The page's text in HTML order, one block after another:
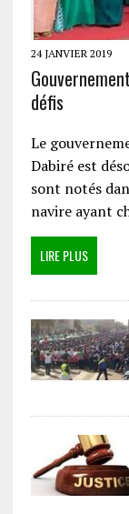
24 JANVIER 2019
défis
Le
Dabiré est
sont notés
navire ayant
LIRE PLUS